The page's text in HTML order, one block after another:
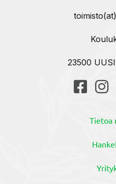
23500
Tietoa